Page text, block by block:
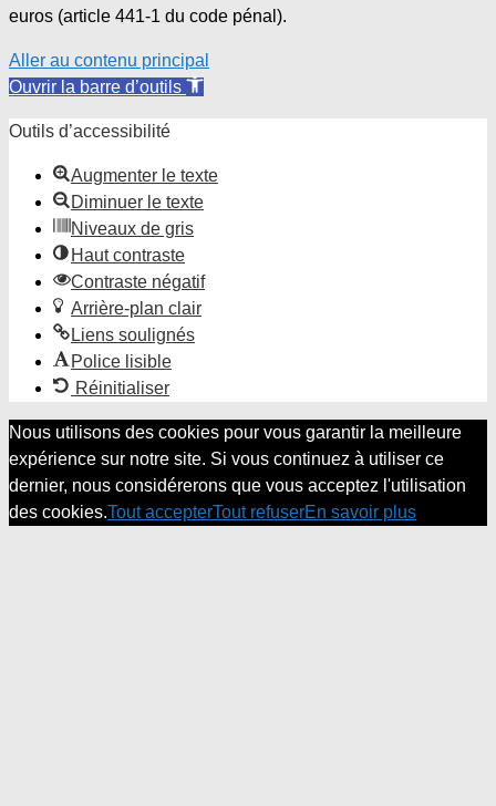
euros (article 441-1 du code pénal).
Aller au contenu principal
Ouvrir la barre d’outils
Outils d’accessibilité
Augmenter le texte
Diminuer le texte
Niveaux de gris
Haut contraste
Contraste négatif
Arrière-plan clair
Liens soulignés
Police lisible
Réinitialiser
Nous utilisons des cookies pour vous garantir la meilleure
expérience sur notre site. Si vous continuez à utiliser ce
dernier, nous considérerons que vous acceptez l'utilisation
des cookies.Tout accepterTout refuserEn savoir plus